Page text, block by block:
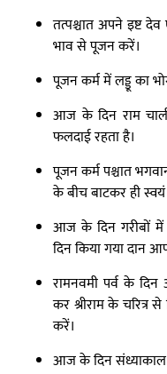
तत्पश्चात अपने इष्ट देव
भाव से पूजन करें।
पूजन कर्म में लड्डू का
आज के दिन राम
फलदाई रहता है।
पूजन कर्म पश्चात
के बीच बाटकर ही
आज के दिन गरीबों में
दिन किया गया दान
रामनवमी पर्व के
कर श्रीराम के
करें।
आज के दिन